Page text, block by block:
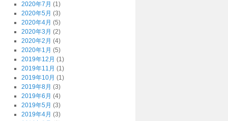
2020年7月 (1)
2020年5月 (3)
2020年4月 (5)
2020年3月 (2)
2020年2月 (4)
2020年1月 (5)
2019年12月 (1)
2019年11月 (1)
2019年10月 (1)
2019年8月 (3)
2019年6月 (4)
2019年5月 (3)
2019年4月 (3)